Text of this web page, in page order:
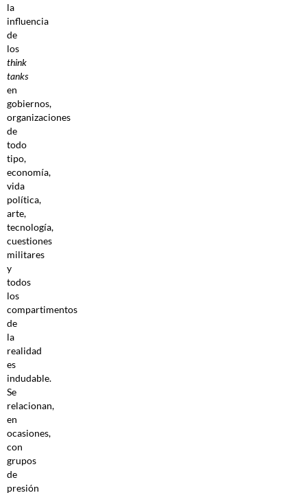
la
influencia
de
los
think
tanks
en
gobiernos,
organizaciones
de
todo
tipo,
economía,
vida
política,
arte,
tecnología,
cuestiones
militares
y
todos
los
compartimentos
de
la
realidad
es
indudable.
Se
relacionan,
en
ocasiones,
con
grupos
de
presión